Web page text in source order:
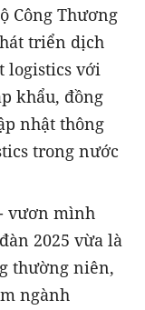
Công Thương
triển dịch
logistics với
khẩu, đồng
nhật thông
trong nước
vươn mình
2025 vừa là
thường niên,
ngành